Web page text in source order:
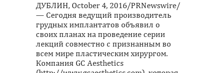
ДУБЛИН, October 4, 2016/PRNewswire/
— Сегодня ведущий производитель
грудных имплантатов объявил о
своих планах на проведение серии
лекций совместно с признанным во
всем мире пластическим хирургом.
Компания GC Aesthetics